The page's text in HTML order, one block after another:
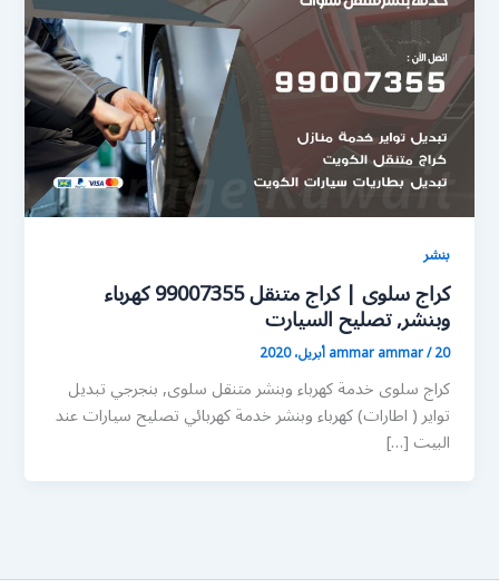
بنشر
كراج سلوى | كراج متنقل 99007355 كهرباء
وبنشر, تصليح السيارت
ammar ammar/20 أبريل، 2020
كراج سلوى خدمة كهرباء وبنشر متنقل سلوى, بنجرجي تبديل
تواير ( اطارات) كهرباء وبنشر خدمة كهربائي تصليح سيارات عند
البيت […]